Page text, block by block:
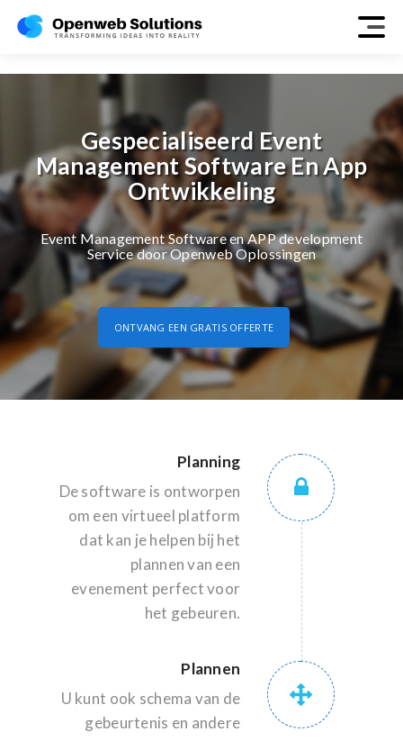
Gespecialiseerd Event
Management Software En App
Ontwikkeling
Event Management Software en APP development
Service door Openweb Oplossingen
ONTVANG EEN GRATIS OFFERTE
Planning
De software is ontworpen
om een virtueel platform
dat kan je helpen bij het
plannen van een
evenement perfect voor
het gebeuren.
Plannen
U kunt ook schema van de
gebeurtenis en andere